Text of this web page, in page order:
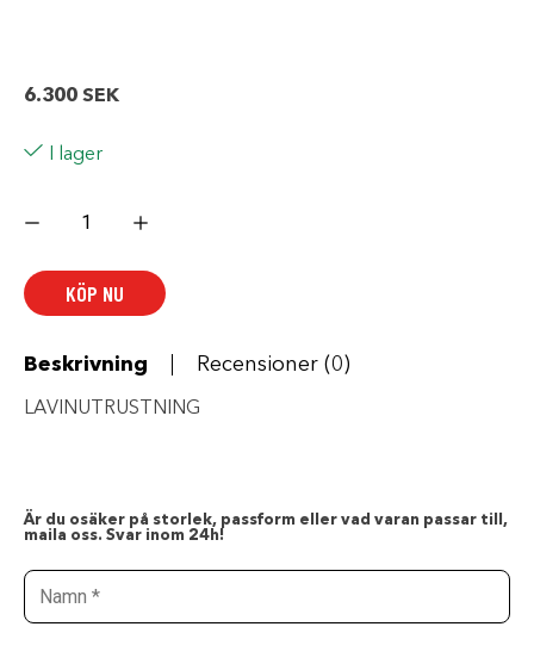
6.300 SEK
I lager
Barryvox
mängd
KÖP NU
Beskrivning Recensioner (0)
LAVINUTRUSTNING
Är du osäker på storlek, passform eller vad varan passar till,
maila oss. Svar inom 24h!